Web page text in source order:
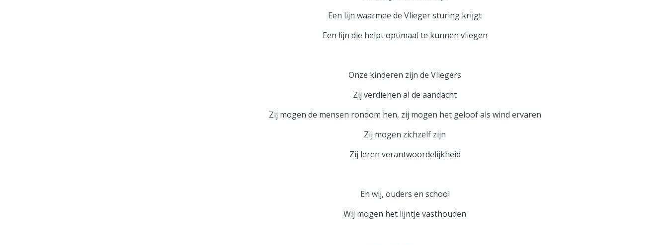
Een lijn waarmee de Vlieger sturing krijgt
Een lijn die helpt optimaal te kunnen vliegen
Onze kinderen zijn de Vliegers
Zij verdienen al de aandacht
Zij mogen de mensen rondom hen, zij mogen het geloof als wind ervaren
Zij mogen zichzelf zijn
Zij leren verantwoordelijkheid
En wij, ouders en school
Wij mogen het lijntje vasthouden